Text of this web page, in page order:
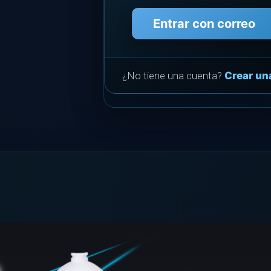
Entrar con correo
¿No tiene una cuenta? Crear